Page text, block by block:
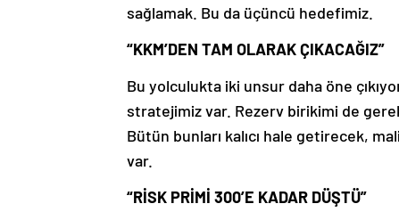
sağlamak. Bu da üçüncü hedefimiz.
“KKM’DEN TAM OLARAK ÇIKACAĞIZ”
Bu yolculukta iki unsur daha öne
stratejimiz var. Rezerv birikimi de
Bütün bunları kalıcı hale getirecek,
var.
“RİSK PRİMİ 300’E KADAR DÜŞTÜ”